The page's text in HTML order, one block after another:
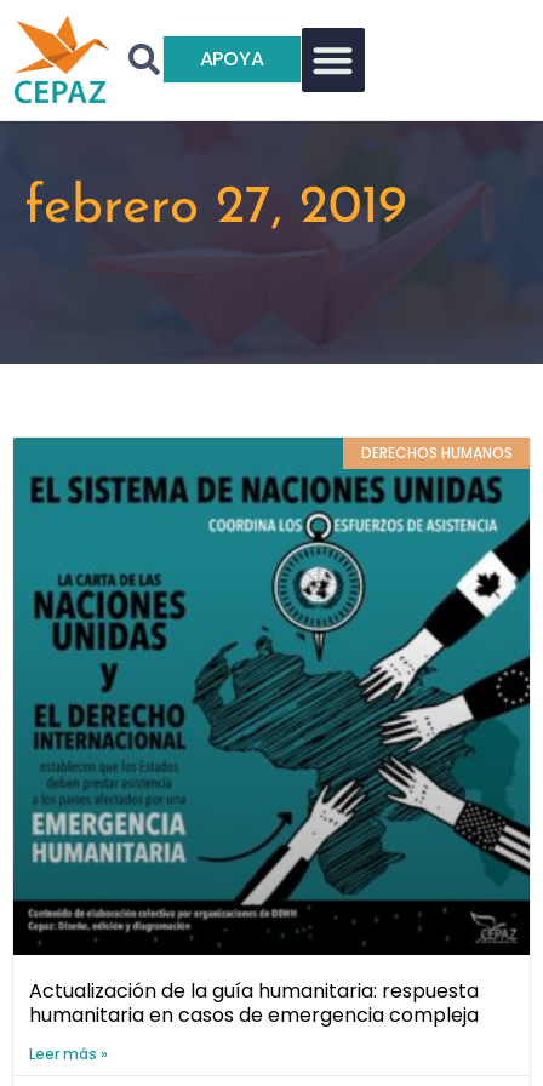
APOYA
febrero 27, 2019
DERECHOS HUMANOS
Actualización de la guía humanitaria: respuesta
humanitaria en casos de emergencia compleja
Leer más »